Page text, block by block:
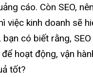
cáo. Còn SEO,
việc kinh doanh sẽ
bạn có biết rằng,
hoạt động, vận
tốt?